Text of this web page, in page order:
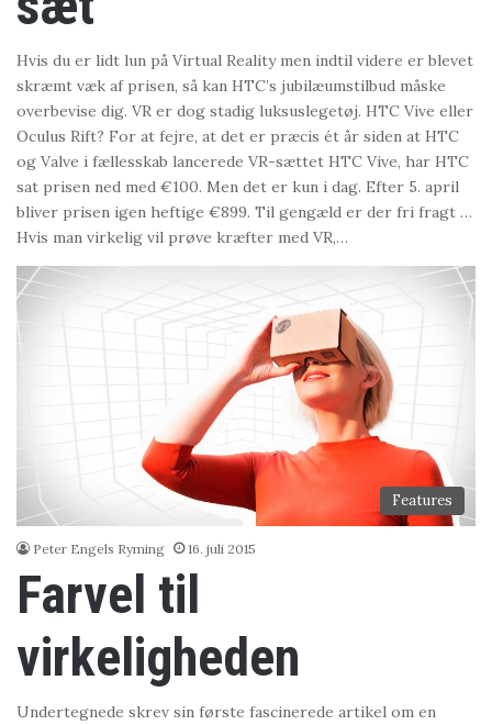
Hvis du er lidt lun på Virtual Reality men indtil videre er blevet
skræmt væk af prisen, så kan HTC’s jubilæumstilbud måske
overbevise dig. VR er dog stadig luksuslegetøj. HTC Vive eller
Oculus Rift? For at fejre, at det er præcis ét år siden at HTC
og Valve i fællesskab lancerede VR-sættet HTC Vive, har HTC
sat prisen ned med €100. Men det er kun i dag. Efter 5. april
bliver prisen igen heftige €899. Til gengæld er der fri fragt …
Hvis man virkelig vil prøve kræfter med VR,…
Features
Peter Engels Ryming 16. juli 2015
Farvel til
virkeligheden
Undertegnede skrev sin første fascinerede artikel om en